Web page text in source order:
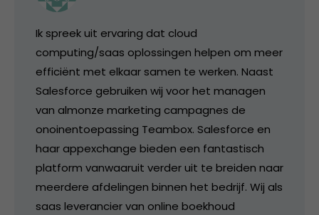
Ik spreek uit ervaring dat cloud
computing/saas oplossingen helpen om meer
efficiënt met elkaar samen te werken. Naast
Salesforce gebruiken wij voor het managen
van almonze marketing campagnes de
onoinentoepassing Teambox. Salesforce en
haar appexchange bieden een fantastisch
platform vanwaaruit verder uit te breiden naar
meerdere afdelingen binnen het bedrijf. Wij als
saas leverancier van online boekhoud